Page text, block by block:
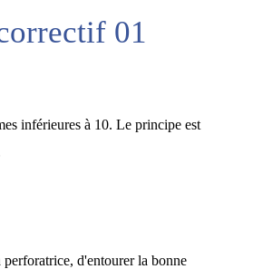
01
inférieures à 10. Le principe est
d'entourer la bonne